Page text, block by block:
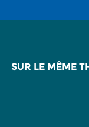
SUR LE MÊME